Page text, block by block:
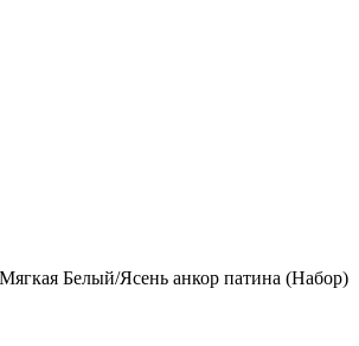
Белый/Ясень анкор патина (Набор)